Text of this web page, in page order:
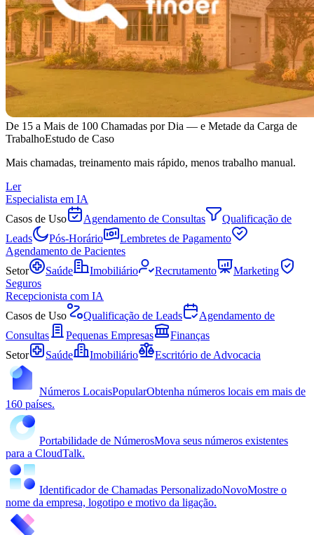
De 15 a Mais de 100 Chamadas por Dia — e Metade da Carga de
TrabalhoEstudo de Caso
Mais chamadas, treinamento mais rápido, menos trabalho manual.
Ler
Especialista em IA
Casos de Uso
Agendamento de Consultas
Qualificação de
Leads
Pós-Horário
Lembretes de Pagamento
Agendamento de Pacientes
Setor
Saúde Imobiliário Recrutamento
Marketing
Seguros
Recepcionista com IA
Casos de Uso
Qualificação de Leads
Agendamento de
Consultas
Pequenas Empresas
Finanças
Setor
Saúde Imobiliário Escritório de Advocacia
Números LocaisPopularObtenha números locais em mais de
160 países.
Portabilidade de NúmerosMova seus números existentes
para a CloudTalk.
Identificador de Chamadas PersonalizadoNovoMostre o
nome da empresa, logotipo e motivo da ligação.